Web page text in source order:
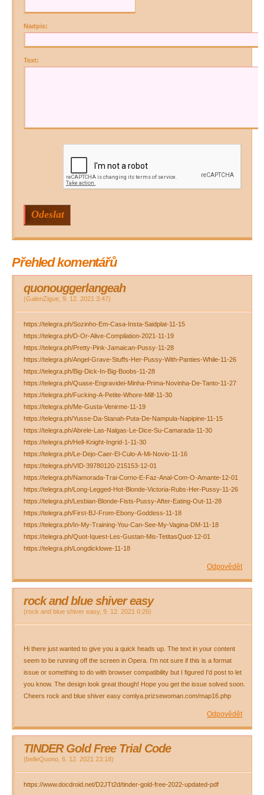
Nadpis:
Text:
Přehled komentářů
quonouggerlangeah
(GalenZigue 9. 12. 2021 3:47)
https://telegra.ph/Sozinho-Em-Casa-Insta-Saidplat-11-15
https://telegra.ph/D-Or-Alive-Compilation-2021-11-19
https://telegra.ph/Pretty-Pink-Jamaican-Pussy-11-28
https://telegra.ph/Angel-Grave-Stuffs-Her-Pussy-With-Panties-While-11-26
https://telegra.ph/Big-Dick-In-Big-Boobs-11-28
https://telegra.ph/Quase-Engravidei-Minha-Prima-Novinha-De-Tanto-11-27
https://telegra.ph/Fucking-A-Petite-Whore-Milf-11-30
https://telegra.ph/Me-Gusta-Venirme-11-19
https://telegra.ph/Yusse-Da-Stanah-Puta-De-Nampula-Napipine-11-15
https://telegra.ph/Abrele-Las-Nalgas-Le-Dice-Su-Camarada-11-30
https://telegra.ph/Hell-Knight-Ingrid-1-11-30
https://telegra.ph/Le-Dejo-Caer-El-Culo-A-Mi-Novio-11-16
https://telegra.ph/VID-39780120-215153-12-01
https://telegra.ph/Namorada-Trai-Corno-E-Faz-Anal-Com-O-Amante-12-01
https://telegra.ph/Long-Legged-Hot-Blonde-Victoria-Rubs-Her-Pussy-11-26
https://telegra.ph/Lesbian-Blonde-Fists-Pussy-After-Eating-Out-11-28
https://telegra.ph/First-BJ-From-Ebony-Goddess-11-18
https://telegra.ph/In-My-Training-You-Can-See-My-Vagina-DM-11-18
https://telegra.ph/Quot-Iquest-Les-Gustan-Mis-TetitasQuot-12-01
https://telegra.ph/Longdicklowe-11-18
Odpovědět
rock and blue shiver easy
(rock and blue shiver easy, 9. 12. 2021 0:26)
Hi there just wanted to give you a quick heads up. The text in your content
seem to be running off the screen in Opera. I'm not sure if this is a format
issue or something to do with browser compatibility but I figured I'd post to let
you know. The design look great though! Hope you get the issue solved soon.
Cheers rock and blue shiver easy comlya.prizsewoman.com/map16.php
Odpovědět
TINDER Gold Free Trial Code
(belleQuono 6. 12. 2021 23:18)
https://www.docdroid.net/D2JTt2d/tinder-gold-free-2022-updated-pdf